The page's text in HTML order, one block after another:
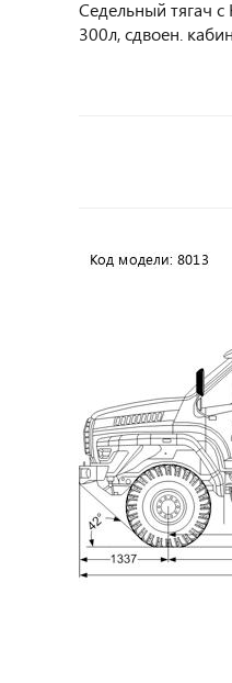
Седельный тягач
300л, сдвоен.